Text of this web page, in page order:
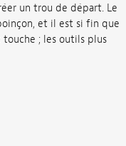
un trou de départ. Le
et il est si fin que
; les outils plus